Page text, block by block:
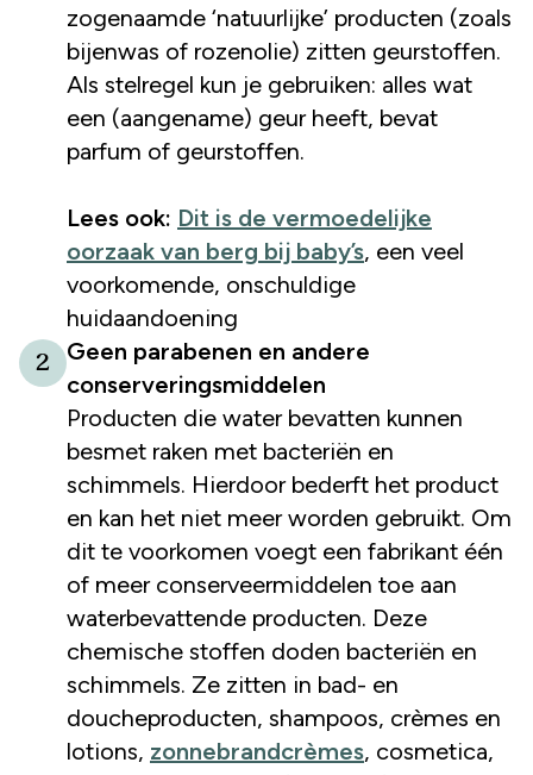
zogenaamde ‘natuurlijke’ producten (zoals
bijenwas of rozenolie) zitten geurstoffen.
Als stelregel kun je gebruiken: alles wat
een (aangename) geur heeft, bevat
parfum of geurstoffen.
Lees ook: Dit is de vermoedelijke
oorzaak van berg bij baby’s, een veel
voorkomende, onschuldige
huidaandoening
2
Geen parabenen en andere
conserveringsmiddelen
Producten die water bevatten kunnen
besmet raken met bacteriën en
schimmels. Hierdoor bederft het product
en kan het niet meer worden gebruikt. Om
dit te voorkomen voegt een fabrikant één
of meer conserveermiddelen toe aan
waterbevattende producten. Deze
chemische stoffen doden bacteriën en
schimmels. Ze zitten in bad- en
doucheproducten, shampoos, crèmes en
lotions, zonnebrandcrèmes, cosmetica,